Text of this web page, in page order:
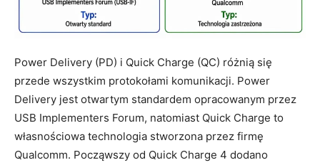
Power Delivery (PD) i Quick Charge (QC) różnią się
przede wszystkim protokołami komunikacji. Power
Delivery jest otwartym standardem opracowanym przez
USB Implementers Forum, natomiast Quick Charge to
własnościowa technologia stworzona przez firmę
Qualcomm. Począwszy od Quick Charge 4 dodano